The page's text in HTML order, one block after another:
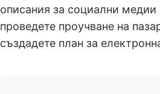
описания за социални
проведете проучване на
създадете план за